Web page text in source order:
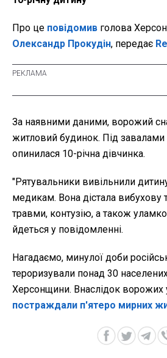
Про це повідомив голова
Олександр Прокудін, передає
За наявними даними, ворожий
житловий будинок. Під завалами
опинилася 10-річна дівчинка.
"Рятувальники вивільнили
медикам. Вона дістала вибухову
травми, контузію, а також
йдеться у повідомленні.
Нагадаємо, минулої доби
тероризували понад 30
Херсонщини. Внаслідок ворожих
постраждали п'ятеро мирних